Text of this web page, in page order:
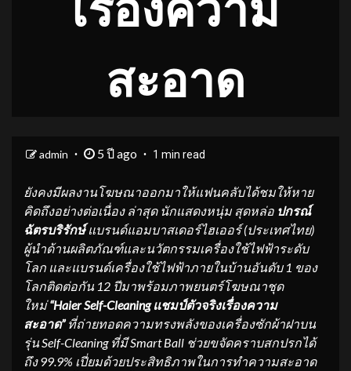
สะอาด
admin 5 ปี ago 1 min read
ยังคงมีผลงานโฆษณาออกมาให้แฟนคลับได้ชมให้หาย
คิดถึงอย่างต่อเนื่อง ล่าสุด นักแสดงหนุ่ม สุดหล่อ ปกรณ์
ฉัตรบริรักษ์แบรนด์แอมบาสเดอร์ไฮเออร์ (ประเทศไทย)
ผู้นำด้านผลิตภัณฑ์และนวัตกรรมเครื่องใช้ไฟฟ้าระดับ
โลก และแบรนด์เครื่องใช้ไฟฟ้าภายในบ้านอันดับ 1 ของ
โลกติดต่อกัน 12 ปีมาพร้อมภาพยนตร์โฆษณาชุด
ใหม่“Haier Self-Cleaning แชมป์ตัวจริงเรื่องความ
สะอาด”ที่ถ่ายทอดความทรงพลังของเครื่องซักผ้าฝาบน
รุ่น Self-Cleaning ที่มี Smart Ball ช่วยขจัดคราบสกปรกได้
ถึง 99.9% เปี่ยมด้วยประสิทธิภาพในการทำความสะอาด